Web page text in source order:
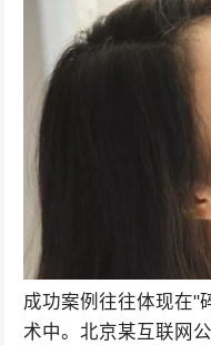
成功案例往往体现在"
术中。北京某互联网